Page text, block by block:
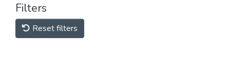
Filters
Reset filters